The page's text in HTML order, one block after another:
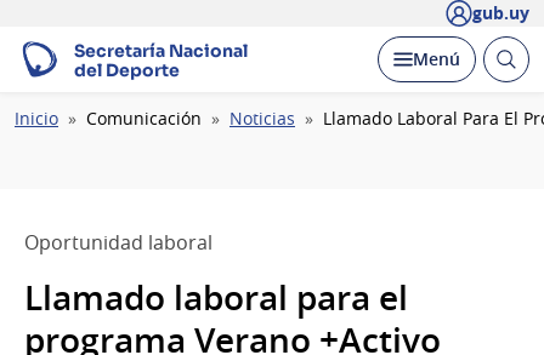
gub.uy
Secretaría Nacional
del Deporte
Desplegar
Menú Abrir
Ruta
Inicio Comunicación Noticias Llamado Laboral Para El
Oportunidad laboral
Llamado laboral para el
programa Verano +Activo